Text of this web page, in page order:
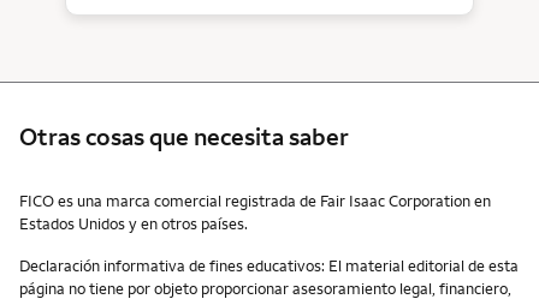
Otras cosas que necesita saber
Otras cosas que necesita saber
FICO es una marca comercial registrada de Fair Isaac Corporation en
Estados Unidos y en otros países.
Declaración informativa de fines educativos: El material editorial de esta
página no tiene por objeto proporcionar asesoramiento legal, financiero,